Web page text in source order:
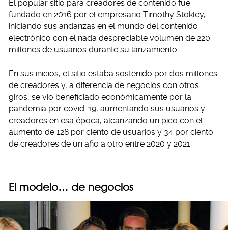
El popular sitio para creadores de contenido fue
fundado en 2016 por el empresario Timothy Stokley,
iniciando sus andanzas en el mundo del contenido
electrónico con el nada despreciable volumen de 220
millones de usuarios durante su lanzamiento.
En sus inicios, el sitio estaba sostenido por dos millones
de creadores y, a diferencia de negocios con otros
giros, se vio beneficiado económicamente por la
pandemia por covid-19, aumentando sus usuarios y
creadores en esa época, alcanzando un pico con el
aumento de 128 por ciento de usuarios y 34 por ciento
de creadores de un año a otro entre 2020 y 2021.
El modelo… de negocios